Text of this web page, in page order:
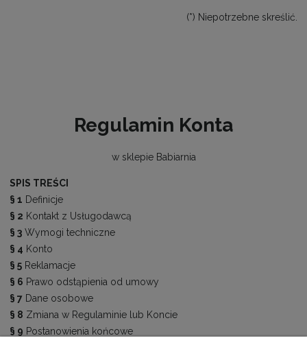
(*) Niepotrzebne skreślić.
Regulamin Konta
w sklepie Babiarnia
SPIS TREŚCI
§ 1 Definicje
§ 2 Kontakt z Usługodawcą
§ 3 Wymogi techniczne
§ 4 Konto
§ 5 Reklamacje
§ 6 Prawo odstąpienia od umowy
§ 7 Dane osobowe
§ 8 Zmiana w Regulaminie lub Koncie
§ 9 Postanowienia końcowe